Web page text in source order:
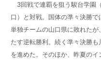
3回戦で連覇を狙う駿台学園
口）と対戦。国体の準々決勝
単独チームの山口県に敗れた
たす逆転勝利。続く準々決勝
を進めた。そのほか、昨夏の